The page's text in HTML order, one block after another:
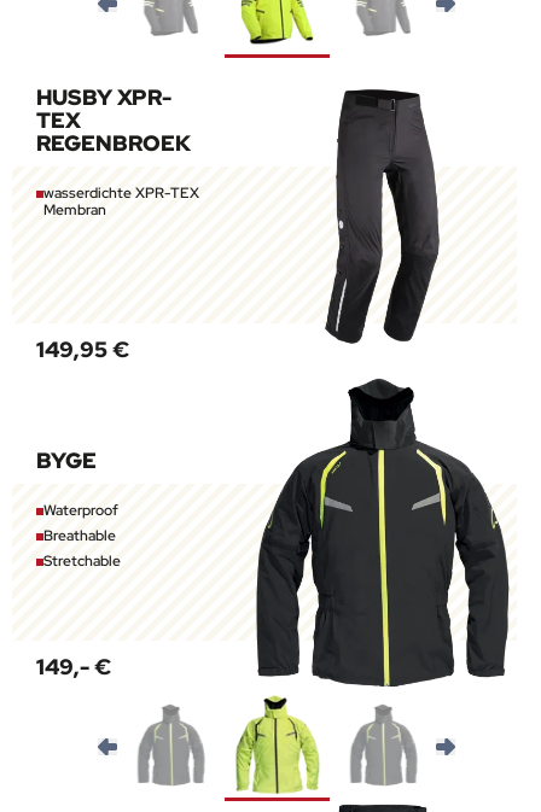
HUSBY XPR-
TEX
REGENBROEK
wasserdichte XPR-TEX
Membran
149,95 €
BYGE
Waterproof
Breathable
Stretchable
149,- €